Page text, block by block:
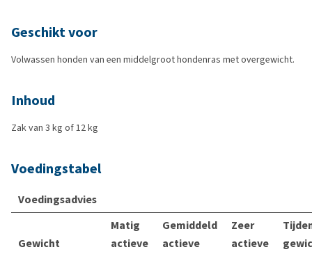
Geschikt voor
Volwassen honden van een middelgroot hondenras met overgewicht.
Inhoud
Zak van 3 kg of 12 kg
Voedingstabel
Voedingsadvies
Gewicht
Matig
actieve
Gemiddeld
actieve
Zeer
actieve